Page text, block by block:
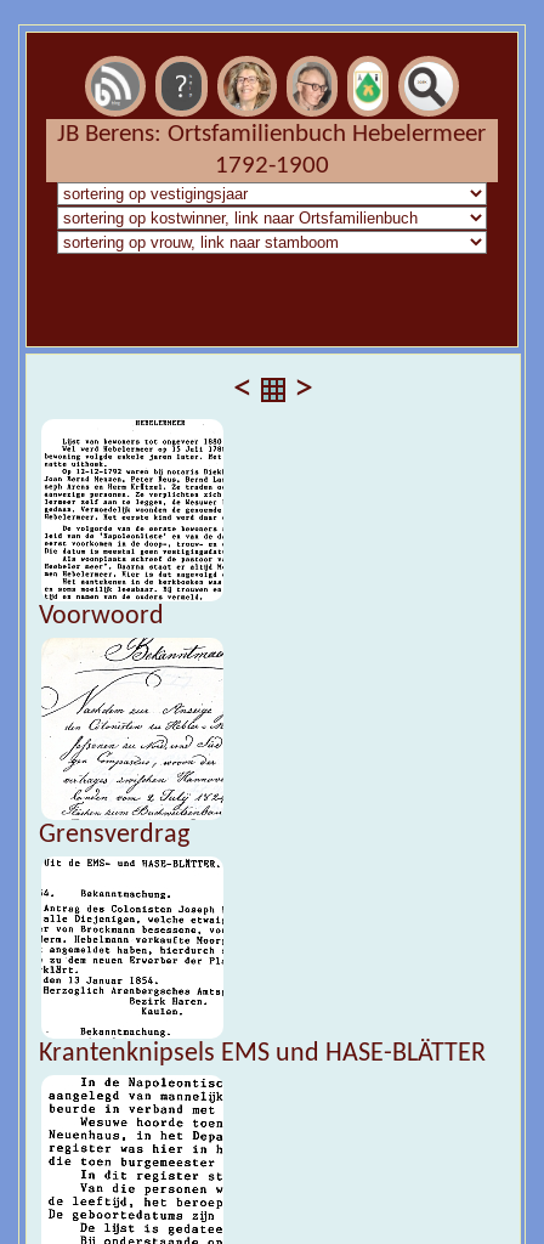
JB Berens: Ortsfamilienbuch Hebelermeer
1792-1900
< >
Voorwoord
Grensverdrag
Krantenknipsels EMS und HASE-BLÄTTER